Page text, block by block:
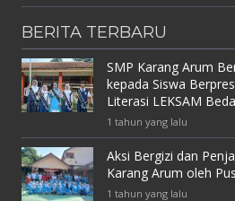
BERITA TERBARU
SMP Karang Arum
kepada Siswa
Literasi LEKSAM
1 tahun yang lalu
Aksi Bergizi dan
Karang Arum oleh
1 tahun yang lalu